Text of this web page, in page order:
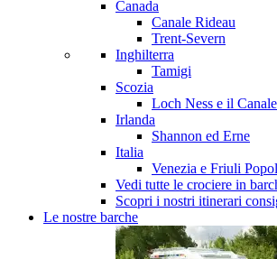
Canada
Canale Rideau
Trent-Severn
Inghilterra
Tamigi
Scozia
Loch Ness e il
Irlanda
Shannon ed Erne
Italia
Venezia e Friuli
Vedi tutte le crociere in
Scopri i nostri itinerari
Le nostre barche